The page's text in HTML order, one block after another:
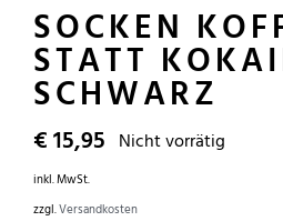
SOCKEN
STATT
SCHWARZ
€15,95 Nicht vorrätig
inkl. MwSt.
zzgl.Versandkosten